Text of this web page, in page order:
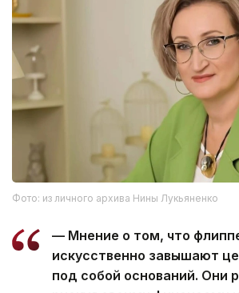
Фото: из личного архива Нины Лукьяненко
— Мнение о том, что
искусственно завышают
под собой оснований. Они